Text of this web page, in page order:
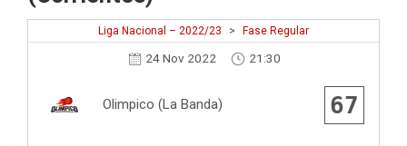
Liga Nacional – 2022/23 > Fase Regular
24 Nov 2022 21:30
Olimpico (La Banda) 67